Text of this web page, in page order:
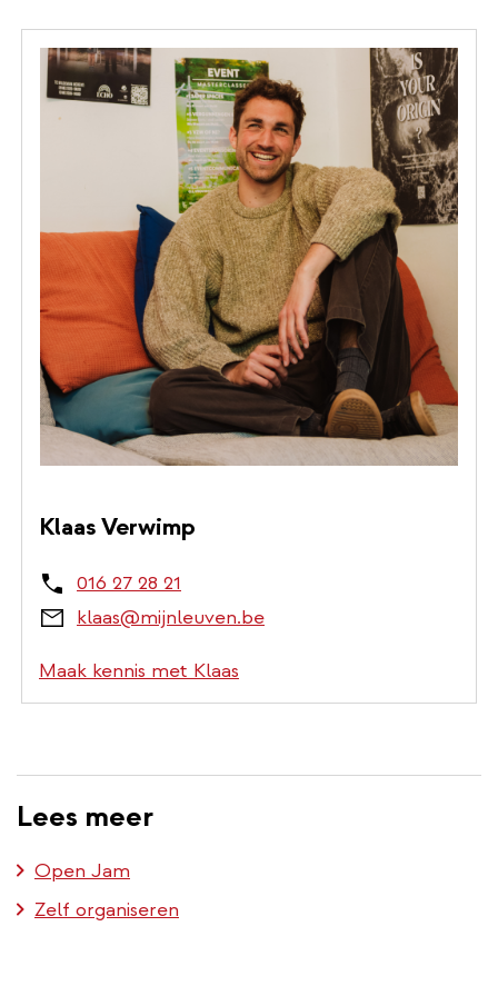
Klaas Verwimp
016 27 28 21
klaas@mijnleuven.be
Maak kennis met Klaas
Lees meer
Open Jam
Zelf organiseren